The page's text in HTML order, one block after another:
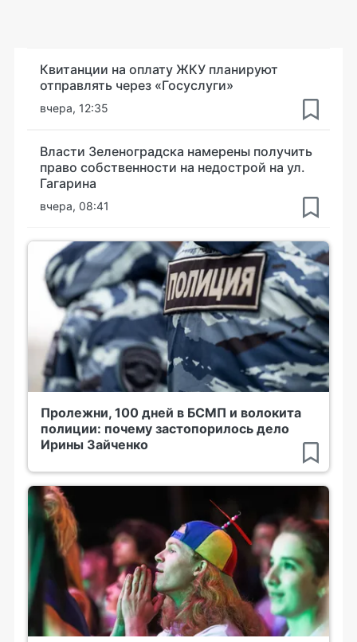
Квитанции на оплату ЖКУ планируют
отправлять через «Госуслуги»
вчера, 12:35
Власти Зеленоградска намерены получить
право собственности на недострой на ул.
Гагарина
вчера, 08:41
Пролежни, 100 дней в БСМП и волокита
полиции: почему застопорилось дело
Ирины Зайченко